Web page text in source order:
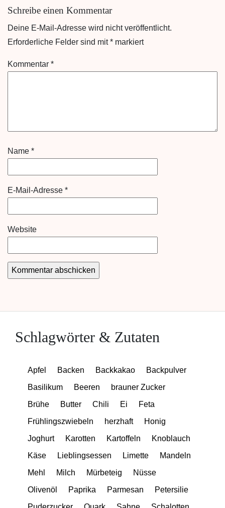
Schreibe einen Kommentar
Deine E-Mail-Adresse wird nicht veröffentlicht.
Erforderliche Felder sind mit* markiert
Kommentar *
Name *
E-Mail-Adresse *
Website
Schlagwörter & Zutaten
Apfel Backen Backkakao
Backpulver
Basilikum
Beeren
brauner Zucker
Brühe
Butter Chili Ei
Feta
Frühlingszwiebeln
herzhaft
Honig
Joghurt
Karotten Kartoffeln
Knoblauch
Käse
Lieblingsessen Limette
Mandeln
Mehl
Milch Mürbeteig
Nüsse
Olivenöl
Paprika Parmesan
Petersilie